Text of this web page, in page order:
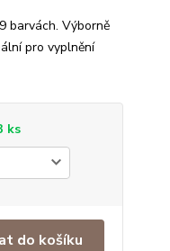
barvách. Výborně
pro vyplnění
ks
do košíku